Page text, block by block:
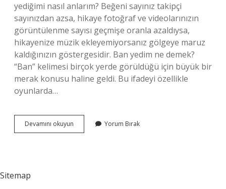
yediğimi nasıl anlarım? Beğeni sayınız takipçi
sayınızdan azsa, hikaye fotoğraf ve videolarınızın
görüntülenme sayısı geçmişe oranla azaldıysa,
hikayenize müzik ekleyemiyorsanız gölgeye maruz
kaldığınızın göstergesidir. Ban yedim ne demek?
“Ban” kelimesi birçok yerde görüldüğü için büyük bir
merak konusu haline geldi. Bu ifadeyi özellikle
oyunlarda…
Devamını okuyun Instagram
Hesabı
Yorum Bırak
Sitemap